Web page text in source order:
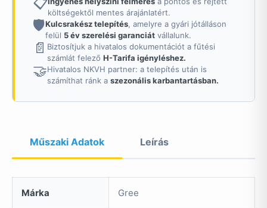
költségektől mentes árajánlatért.
🛡️Kulcsrakész telepítés, amelyre a gyári jótálláson
felül 5 év szerelési garanciát vállalunk.
📄 Biztosítjuk a hivatalos dokumentációt a fűtési
számlát felező H-Tarifa igényléshez.
🤝Hivatalos NKVH partner: a telepítés után is
számíthat ránk a szezonális karbantartásban.
Műszaki Adatok Leírás
Márka Gree